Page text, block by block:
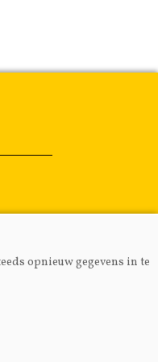
opnieuw gegevens in te